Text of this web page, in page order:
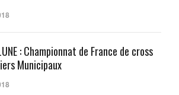
: Championnat de France de cross
Municipaux